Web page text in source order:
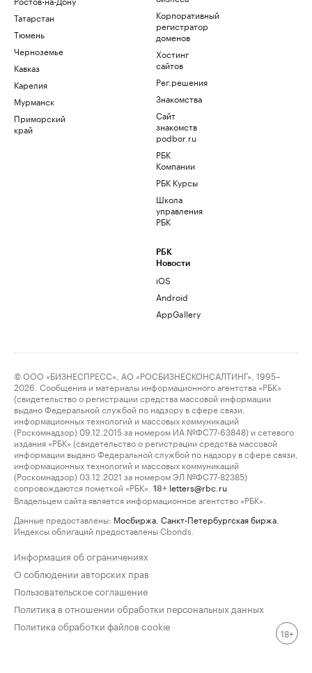
Татарстан
Тюмень
Черноземье
Кавказ
Карелия
Мурманск
Приморский
край
Корпоративный
регистратор
доменов
Хостинг
сайтов
Рег.решения
Знакомства
Сайт
знакомств
podbor.ru
РБК
Компании
РБК Курсы
Школа
управления
РБК
РБК
Новости
iOS
Android
AppGallery
© ООО «БИЗНЕСПРЕСС», АО «РОСБИЗНЕСКОНСАЛТИНГ», 1995–
2026. Сообщения и материалы информационного агентства «РБК»
(свидетельство о регистрации средства массовой информации
выдано Федеральной службой по надзору в сфере связи,
информационных технологий и массовых коммуникаций
(Роскомнадзор) 09.12.2015 за номером ИА №ФС77-63848) и сетевого
издания «РБК» (свидетельство о регистрации средства массовой
информации выдано Федеральной службой по надзору в сфере связи,
информационных технологий и массовых коммуникаций
(Роскомнадзор) 03.12.2021 за номером ЭЛ №ФС77-82385)
сопровождаются пометкой «РБК».
18+ letters@rbc.ru
Владельцем сайта является информационное агентство «РБК».
Данные предоставлены: Мосбиржа Санкт-Петербургская биржа
Индексы облигаций предоставлены Cbonds.
Информация об ограничениях
О соблюдении авторских прав
Пользовательское соглашение
Политика в отношении обработки персональных данных
Политика обработки файлов cookie
18+